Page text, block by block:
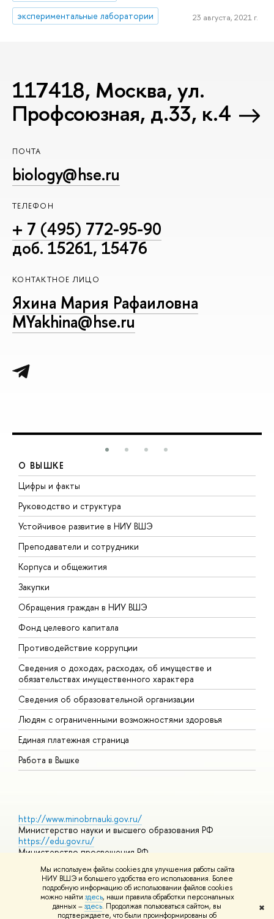
Мы используем файлы cookies для улучшения работы сайта
НИУ ВШЭ и большего удобства его использования. Более
подробную информацию об использовании файлов cookies
можно найти здесь, наши правила обработки персональных
данных –здесь. Продолжая пользоваться сайтом, вы
подтверждаете, что были проинформированы об
✖
экспериментальные лаборатории
23 августа, 2021 г.
117418, Москва, ул.
Профсоюзная, д.33, к.4
ПОЧТА
biology@hse.ru
ТЕЛЕФОН
+ 7 (495) 772-95-90
доб. 15261, 15476
КОНТАКТНОЕ ЛИЦО
Яхина Мария Рафаиловна
MYakhina@hse.ru
О ВЫШКЕ
Цифры и факты
Руководство и структура
Устойчивое развитие в НИУ ВШЭ
Преподаватели и сотрудники
Корпуса и общежития
Закупки
Обращения граждан в НИУ ВШЭ
Фонд целевого капитала
Противодействие коррупции
Сведения о доходах, расходах, об имуществе и
обязательствах имущественного характера
Сведения об образовательной организации
Людям с ограниченными возможностями здоровья
Единая платежная страница
Работа в Вышке
http://www.minobrnauki.gov.ru/
Министерство науки и высшего образования РФ
https://edu.gov.ru/
Министерство просвещения РФ
https://elearning.hse.ru/mooc
Массовые открытые онлайн-курсы
© НИУ ВШЭ 1993–2026 Адреса и контактыУсловия